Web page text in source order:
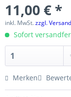
11,00 € *
inkl. MwSt.zzgl.
Sofort
Merken